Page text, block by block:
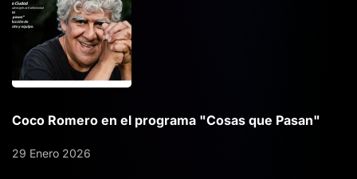
Coco Romero en el programa "Cosas que Pasan"
29 Enero 2026